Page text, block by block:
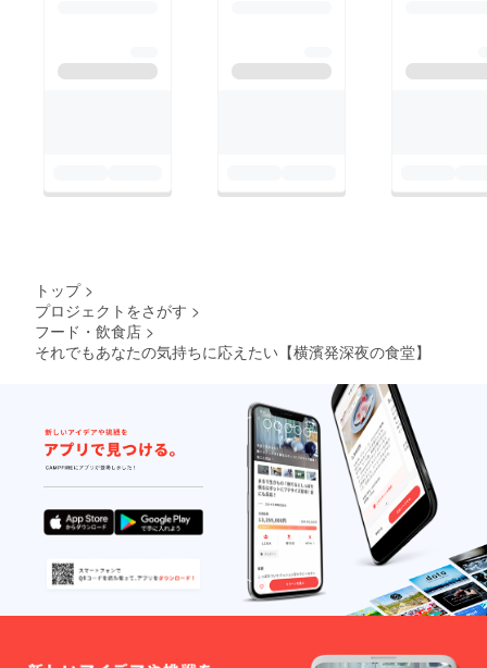
トップ >
プロジェクトをさがす >
フード・飲食店 >
それでもあなたの気持ちに応えたい【横濱発深夜の食堂】